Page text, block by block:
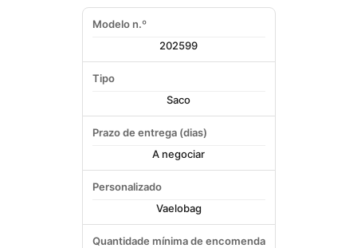
Modelo n.º
202599
Tipo
Saco
Prazo de entrega (dias)
A negociar
Personalizado
Vaelobag
Quantidade mínima de encomenda